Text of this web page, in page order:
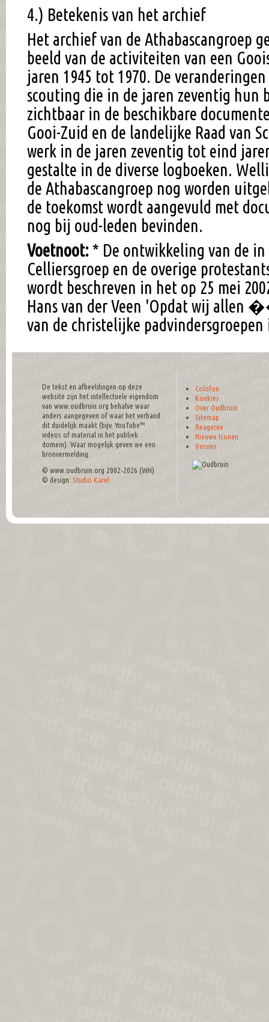
4.) Betekenis van het archief
Het archief van de Athabascangroep
beeld van de activiteiten van een
jaren 1945 tot 1970. De
scouting die in de jaren zeventig hun
zichtbaar in de beschikbare
Gooi-Zuid en de landelijke Raad van
werk in de jaren zeventig tot eind
gestalte in de diverse logboeken.
de Athabascangroep nog worden
de toekomst wordt aangevuld met
nog bij oud-leden bevinden.
Voetnoot:* De ontwikkeling van de in
Celliersgroep en de overige
wordt beschreven in het op 25 mei
Hans van der Veen 'Opdat wij allen
van de christelijke
De tekst en afbeeldingen op deze
website zijn het intellectuele eigendom
van www.oudbruin.org behalve waar
anders aangegeven of waar het verband
dit duidelijk maakt (bijv. YouTube™
videos of material in het publiek
domein). Waar mogelijk geven we een
bronvermelding.
© www.oudbruin.org 2002-2026 (WH)
© design: Studio Karel
Colofon
Koekies
Over Oudbruin
Sitemap
Reageren
Nieuwe Iconen
Versies